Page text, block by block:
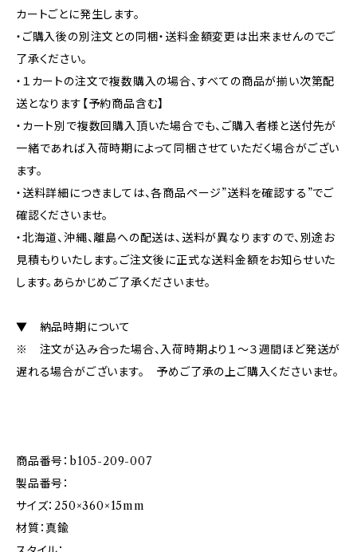
カートごとに発生します。
・ご購入後の別注文との同梱・送料金額変更は出来ませんのでご
了承ください。
・１カートの注文で複数購入の場合、すべての商品が揃い次第配
送となります【予約商品含む】
・カート別で複数回購入頂いた場合でも、ご購入者様と送付先が
一緒であれば入荷時期によって同梱させていただく場合がござい
ます。
・送料詳細につきましては、各商品ページ”送料を確認する”でご
確認くださいませ。
・北海道、沖縄、離島への配送は、送料が異なりますので、別途お
見積もりいたします。ご注文後に正式な送料金額をお知らせいた
します。あらかじめご了承くださいませ。
▼ 納品時期について
※ 注文が込み合った場合、入荷時期より１～３週間ほど発送が
遅れる場合がございます。 予めご了承の上ご購入くださいませ。
商品番号：b105-209-007
製品番号：
サイズ：250×360×15mm
材質：真鍮